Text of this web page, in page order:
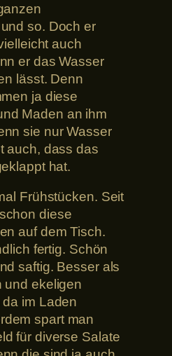
so. Doch er
auch
er das Wasser
lässt. Denn
ja diese
Maden an ihm
sie nur Wasser
auch, dass das
hat.
Frühstücken. Seit
diese
auf dem Tisch.
fertig. Schön
saftig. Besser als
und ekeligen
im Laden
spart man
für diverse Salate